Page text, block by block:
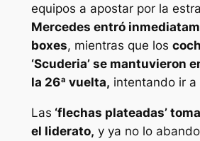
equipos a apostar por la
Mercedes entró
boxes, mientras que los
‘Scuderia’ se mantuvieron
la 26ª vuelta, intentando ir a
Las ‘flechas plateadas’
el liderato, y ya no lo